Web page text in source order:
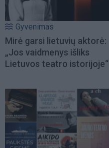
Gyvenimas
Mirė garsi lietuvių aktorė:
„Jos vaidmenys išliks
Lietuvos teatro istorijoje“